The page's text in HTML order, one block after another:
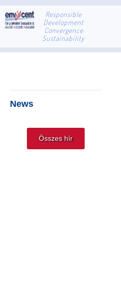
Responsible
Development
Convergence
Sustainability
News
Összes hír